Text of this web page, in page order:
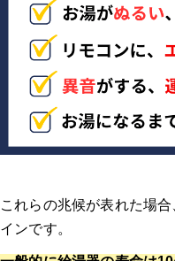
これらの兆候が表れた場
インです。